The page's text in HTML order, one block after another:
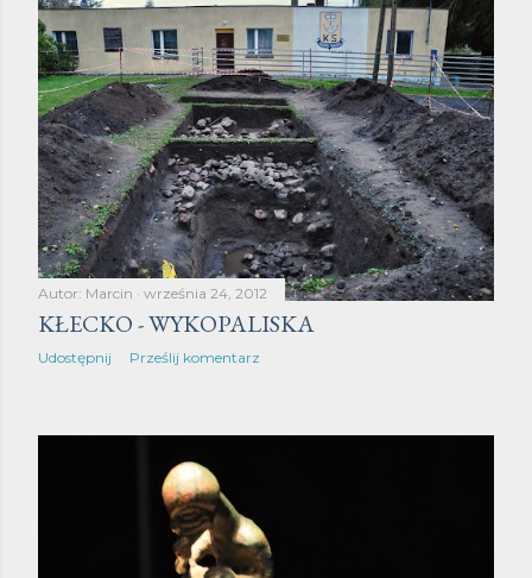
Autor: Marcin września 24, 2012
KŁECKO - WYKOPALISKA
Udostępnij Prześlij komentarz